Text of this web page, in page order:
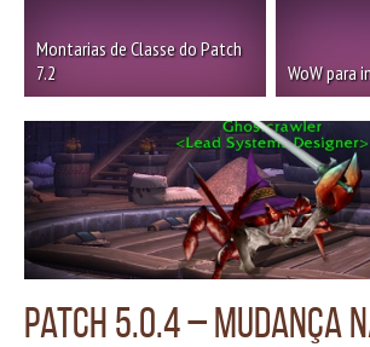
Montarias de Classe do Patch
7.2
WoW para
Patch 5.0.4 – Mudança